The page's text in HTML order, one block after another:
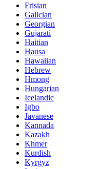
Frisian
Galician
Georgian
Gujarati
Haitian
Hausa
Hawaiian
Hebrew
Hmong
Hungarian
Icelandic
Igbo
Javanese
Kannada
Kazakh
Khmer
Kurdish
Kyrgyz